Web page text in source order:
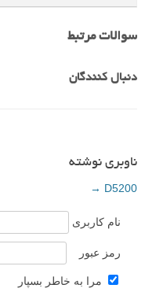
سوالات مرتبط
دنبال کنندگان
ناوبری نوشته
D5200
→
نام کاربری
رمز عبور
مرا به خاطر بسپار